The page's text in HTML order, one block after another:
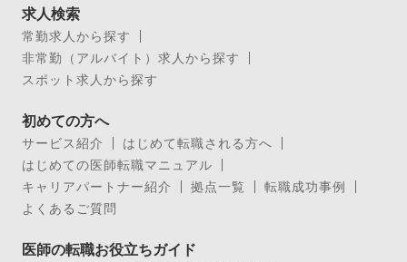
求人検索
常勤求人から探す
非常勤（アルバイト）求人から探す
スポット求人から探す
初めての方へ
サービス紹介
はじめて転職される方へ
はじめての医師転職マニュアル
キャリアパートナー紹介
拠点一覧
転職成功事例
よくあるご質問
医師の転職お役立ちガイド